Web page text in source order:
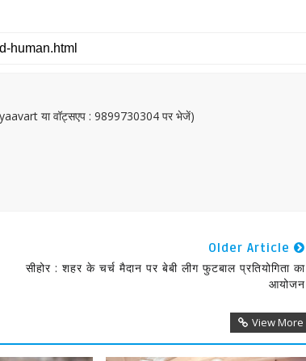
या वॉट्सएप : 9899730304 पर भेजें)
Older Article
सीहोर : शहर के चर्च मैदान पर बेबी लीग फुटबाल प्रतियोगिता का
आयोजन
View More